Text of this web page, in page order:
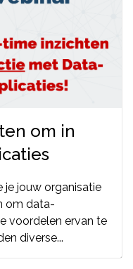
om in
je jouw organisatie
om data-
voordelen ervan te
diverse...